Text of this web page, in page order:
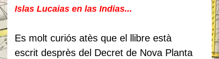
Islas Lucaias en las Indias...
Es molt curiós atès que el llibre està
escrit desprès del Decret de Nova Planta